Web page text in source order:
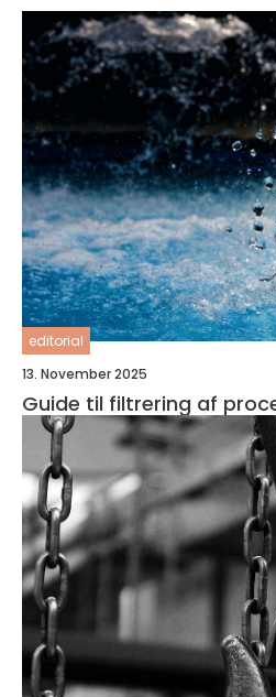
editorial
13. November 2025
Guide til filtrering af